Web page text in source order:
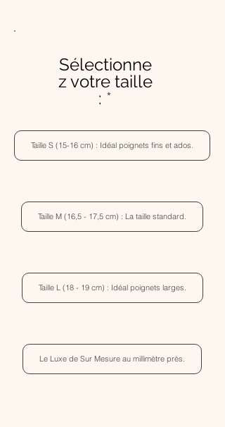
Sélectionne
z votre taille
:
Taille S (15-16 cm) : Idéal poignets fins et ados.
Taille M (16,5 - 17,5 cm) : La taille standard.
Taille L (18 - 19 cm) : Idéal poignets larges.
Le Luxe de Sur Mesure au millimètre près.